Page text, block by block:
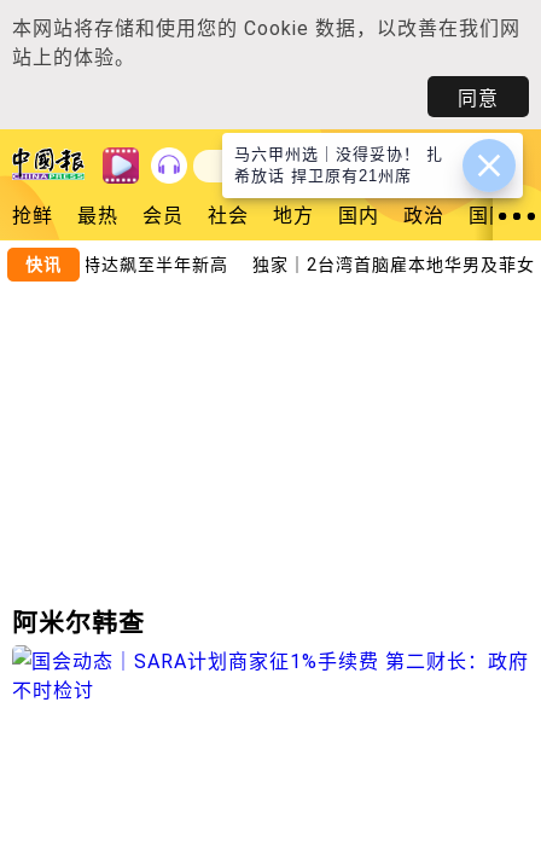
本网站将存储和使用您的 Cookie 数据，以改善在我们网
站上的体验。
同意
登入
抢鲜 最热 会员 社会 地方 国内 政治 国际
快讯
单推动 特达飙至半年新高 独家｜2台湾首脑雇本地华男及菲女
阿米尔韩查
马六甲州选｜没得妥协！ 扎
希放话 捍卫原有21州席